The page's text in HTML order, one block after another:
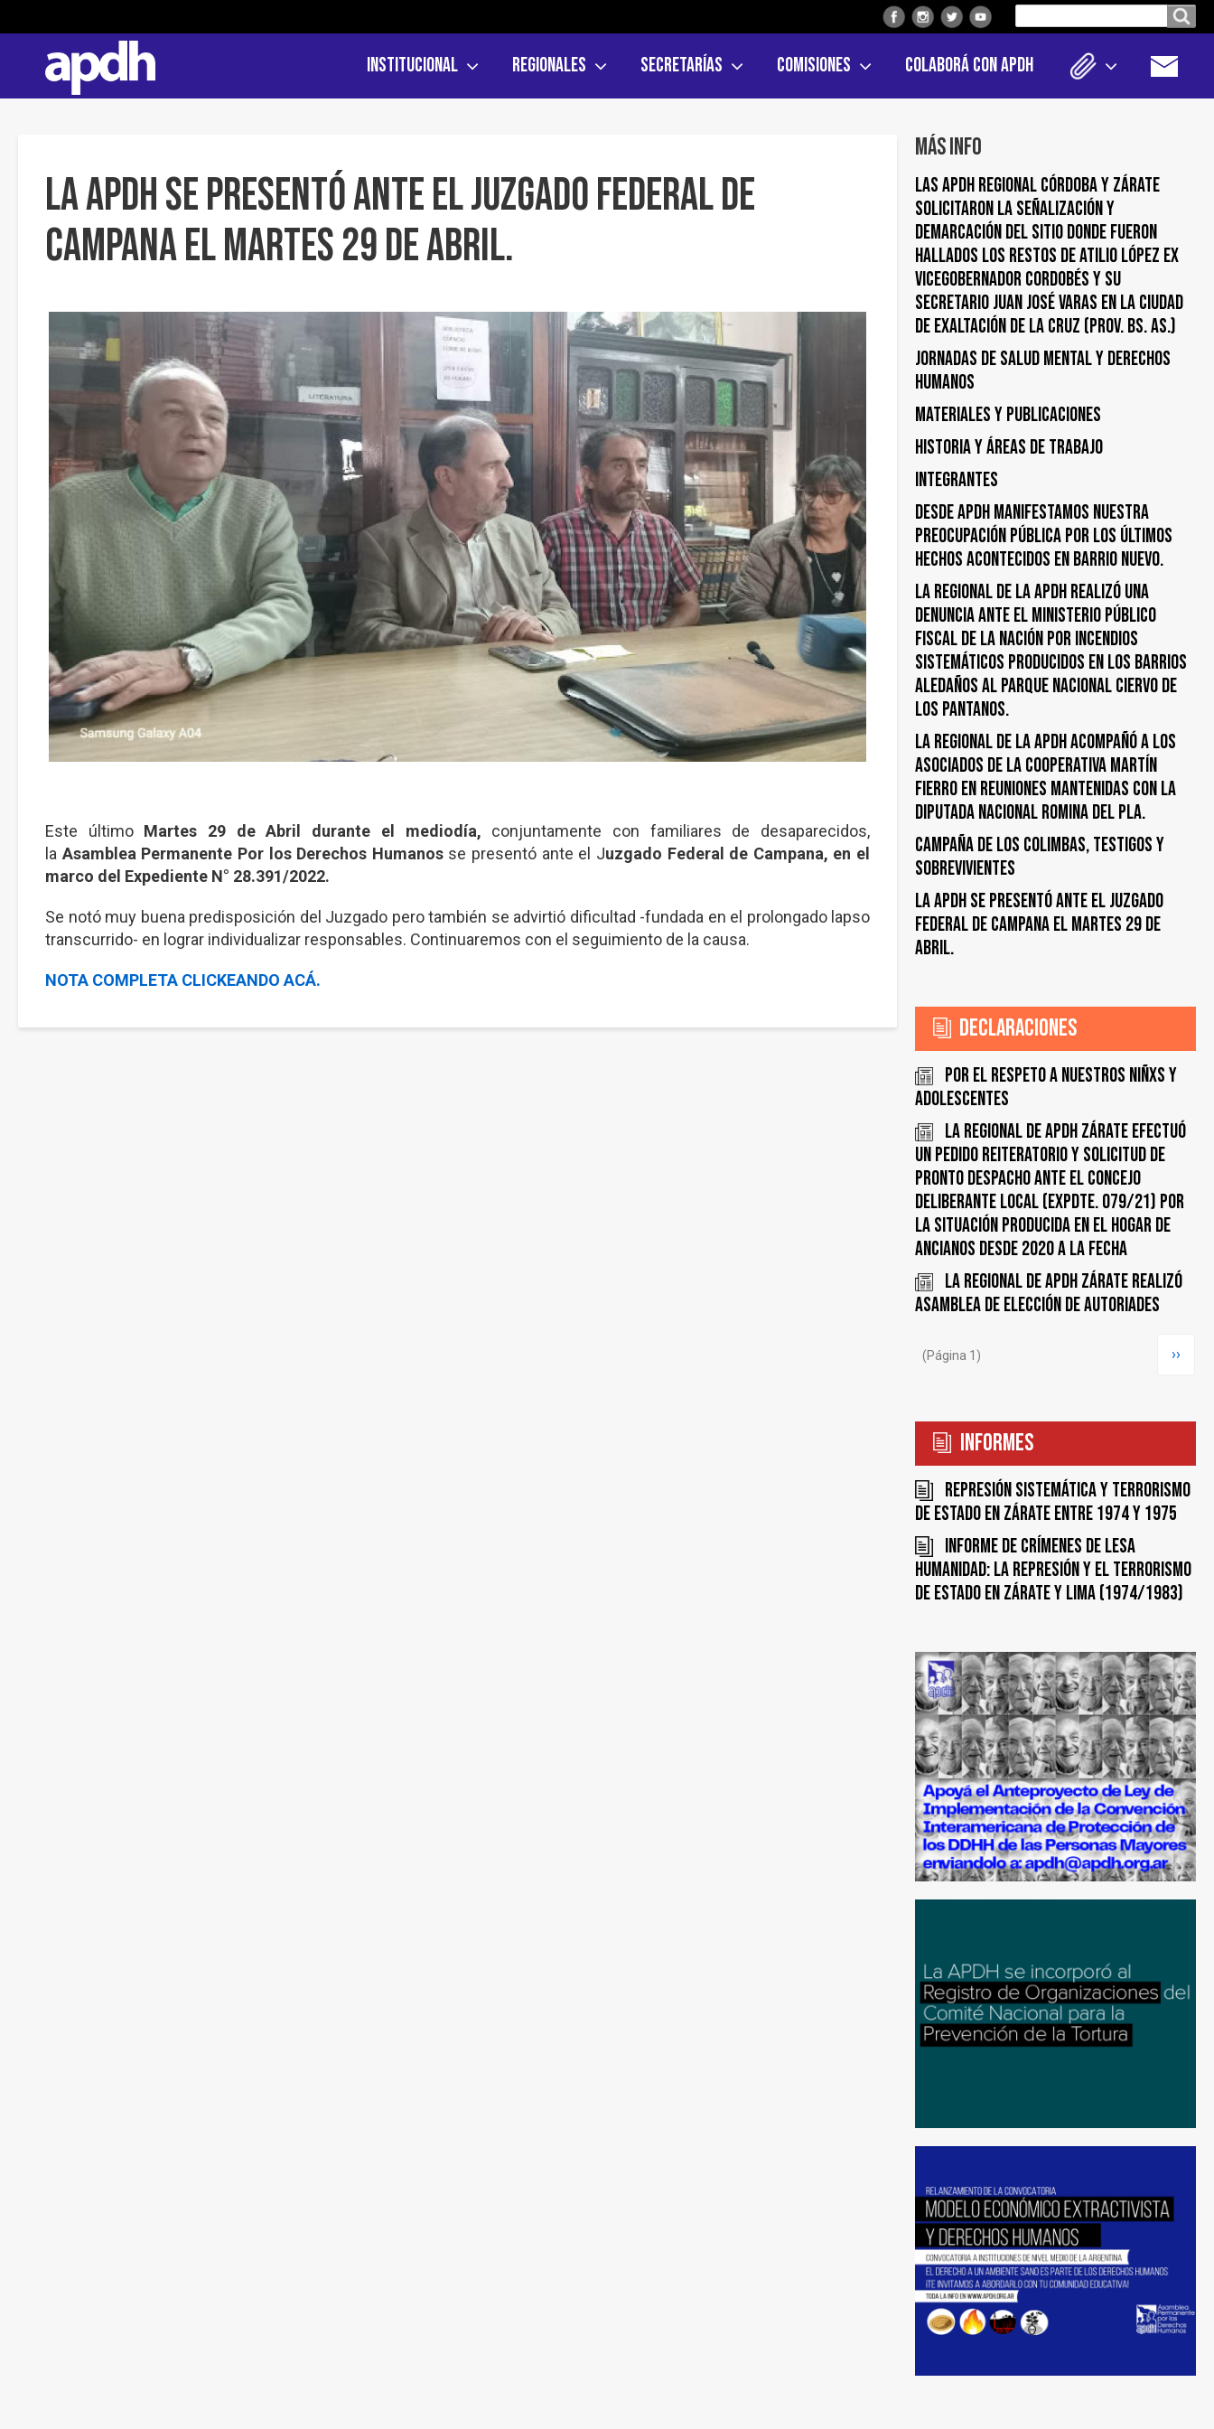
el
sitio
Institucional Regionales Secretarías Comisiones Colaborá con APDH
LA APDH SE PRESENTÓ ANTE EL JUZGADO FEDERAL DE
CAMPANA EL MARTES 29 DE ABRIL.
Este último Martes 29 de Abril durante el mediodía, conjuntamente con familiares de desaparecidos,
la Asamblea Permanente Por los Derechos Humanosse presentó ante el Juzgado Federal de Campana, en el
marco del Expediente N° 28.391/2022.
Se notó muy buena predisposición del Juzgado pero también se advirtió dificultad -fundada en el prolongado lapso
transcurrido- en lograr individualizar responsables. Continuaremos con el seguimiento de la causa.
NOTA COMPLETA CLICKEANDO ACÁ.
Más info
LAS APDH REGIONAL CÓRDOBA Y ZÁRATE
SOLICITARON LA SEÑALIZACIÓN Y
DEMARCACIÓN DEL SITIO DONDE FUERON
HALLADOS LOS RESTOS DE ATILIO LÓPEZ EX
VICEGOBERNADOR CORDOBÉS Y SU
SECRETARIO JUAN JOSÉ VARAS EN LA CIUDAD
DE EXALTACIÓN DE LA CRUZ (PROV. BS. AS.)
Jornadas de Salud Mental y Derechos
Humanos
Materiales y publicaciones
Historia y áreas de trabajo
Integrantes
DESDE APDH MANIFESTAMOS NUESTRA
PREOCUPACIÓN PÚBLICA POR LOS ÚLTIMOS
HECHOS ACONTECIDOS EN BARRIO NUEVO.
LA REGIONAL DE LA APDH REALIZÓ UNA
DENUNCIA ANTE EL MINISTERIO PÚBLICO
FISCAL DE LA NACIÓN POR INCENDIOS
SISTEMÁTICOS PRODUCIDOS EN LOS BARRIOS
ALEDAÑOS AL PARQUE NACIONAL CIERVO DE
LOS PANTANOS.
LA REGIONAL DE LA APDH ACOMPAÑÓ A LOS
ASOCIADOS DE LA COOPERATIVA MARTÍN
FIERRO EN REUNIONES MANTENIDAS CON LA
DIPUTADA NACIONAL ROMINA DEL PLA.
CAMPAÑA DE LOS COLIMBAS, TESTIGOS y
SOBREVIVIENTES
LA APDH SE PRESENTÓ ANTE EL JUZGADO
FEDERAL DE CAMPANA EL MARTES 29 DE
ABRIL.
Declaraciones
Por el respeto a nuestros Niñxs y
adolescentes
LA REGIONAL DE APDH ZÁRATE EFECTUÓ
UN PEDIDO REITERATORIO Y SOLICITUD DE
PRONTO DESPACHO ANTE EL CONCEJO
DELIBERANTE LOCAL (EXPDTE. 079/21) POR
LA SITUACIÓN PRODUCIDA EN EL HOGAR DE
ANCIANOS DESDE 2020 A LA FECHA
LA REGIONAL DE APDH ZÁRATE REALIZÓ
ASAMBLEA DE ELECCIÓN DE AUTORIADES
(Página 1) ››
Informes
Represión sistemática y terrorismo
de estado en Zárate entre 1974 y 1975
Informe de Crímenes de Lesa
Humanidad: la represión y el terrorismo
de Estado en Zárate y Lima (1974/1983)